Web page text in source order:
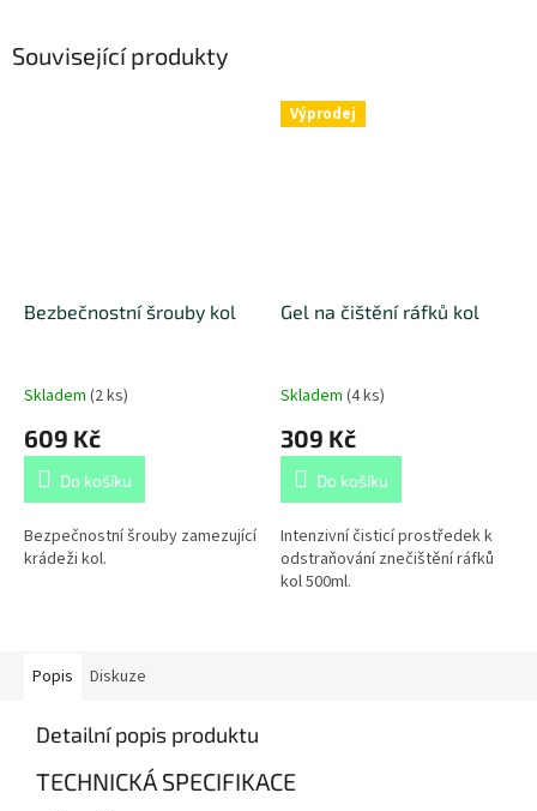
Související produkty
Bezbečnostní šrouby kol
Skladem (2 ks)
609 Kč
Do košíku
Bezpečnostní šrouby zamezující
krádeži kol.
Výprodej
Gel na čištění ráfků kol
Skladem (4 ks)
309 Kč
Do košíku
Intenzivní čisticí prostředek k
odstraňování znečištění ráfků
kol 500ml.
Popis Diskuze
Detailní popis produktu
TECHNICKÁ SPECIFIKACE